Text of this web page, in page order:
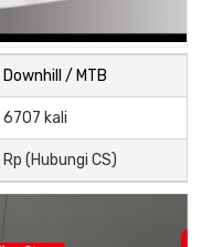
Downhill / MTB
6707 kali
Rp (Hubungi CS)